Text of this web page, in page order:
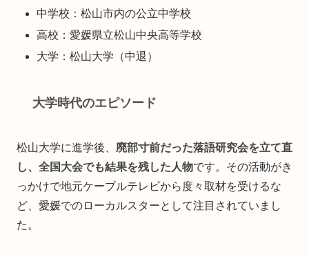
中学校：松山市内の公立中学校
高校：愛媛県立松山中央高等学校
大学：松山大学（中退）
大学時代のエピソード
松山大学に進学後、 廃部寸前だった落語研究会を立て直
し、全国大会でも結果を残した人物です。その活動がき
っかけで地元ケーブルテレビから度々取材を受けるな
ど、愛媛でのローカルスターとして注目されていまし
た。